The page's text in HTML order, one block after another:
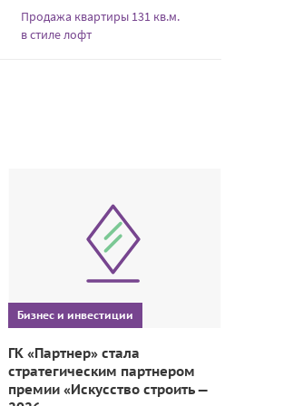
Продажа квартиры 131 кв.м.
в стиле лофт
Бизнес и инвестиции
ГК «Партнер» стала
стратегическим партнером
премии «Искусство строить —